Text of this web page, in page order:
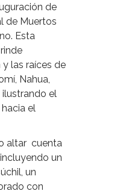
de
de Muertos
Esta
las raíces de
Nahua,
el
el
altar cuenta
un
un
con